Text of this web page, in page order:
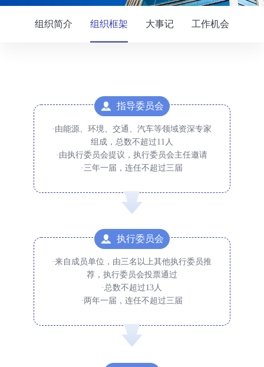
组织简介 组织框架 大事记 工作机会
·由能源、环境、交通、汽车等领域资深专家
组成，总数不超过11人
·由执行委员会提议，执行委员会主任邀请
·三年一届，连任不超过三届
指导委员会
·来自成员单位，由三名以上其他执行委员推
荐，执行委员会投票通过
·总数不超过13人
·两年一届，连任不超过三届
执行委员会